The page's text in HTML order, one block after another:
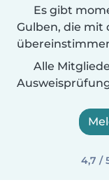
Es gibt
Gulben, die mit
Alle
4,7 /